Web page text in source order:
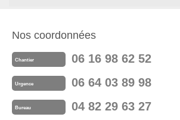
Nos coordonnées
Chantier 06 16 98 62 52
Urgence 06 64 03 89 98
Bureau 04 82 29 63 27